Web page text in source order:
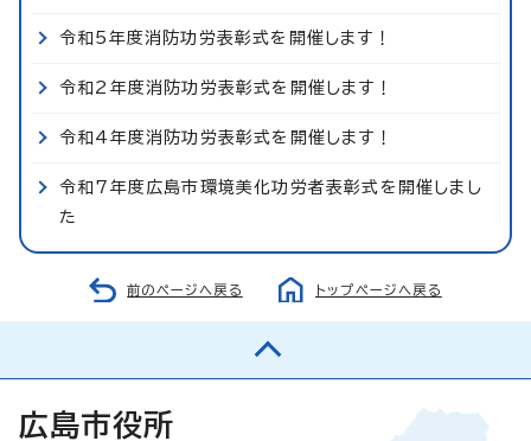
令和5年度消防功労表彰式を開催します！
令和2年度消防功労表彰式を開催します！
令和4年度消防功労表彰式を開催します！
令和7年度広島市環境美化功労者表彰式を開催しまし
た
前のページへ戻る トップページへ戻る
広島市役所